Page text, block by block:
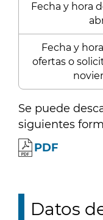
Fecha y hora
Fecha y
ofertas o
Se puede
siguientes
PDF
Datos